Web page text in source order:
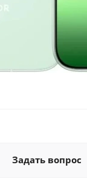
Задать вопрос